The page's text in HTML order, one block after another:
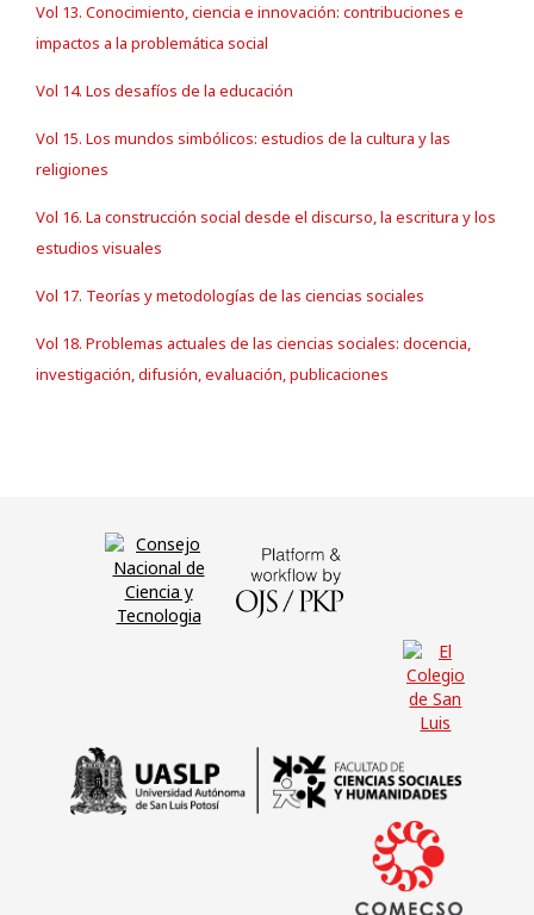
Vol 13. Conocimiento, ciencia e innovación: contribuciones e
impactos a la problemática social
Vol 14. Los desafíos de la educación
Vol 15. Los mundos simbólicos: estudios de la cultura y las
religiones
Vol 16. La construcción social desde el discurso, la escritura y los
estudios visuales
Vol 17. Teorías y metodologías de las ciencias sociales
Vol 18. Problemas actuales de las ciencias sociales: docencia,
investigación, difusión, evaluación, publicaciones